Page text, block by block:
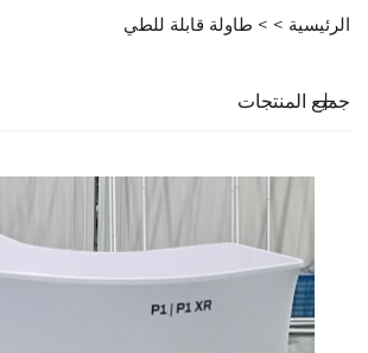
الرئيسية > > طاولة قابلة للطي
جميع المنتجات